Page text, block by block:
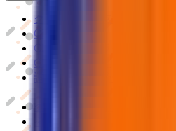
クラウド診療
CLINICS予約
CLINICSオンライン診療
CLINICSカルテ
調剤薬局向け統合型クラウ